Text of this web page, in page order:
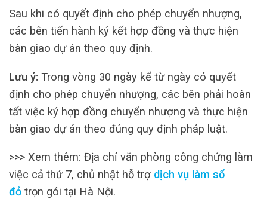
Sau khi có quyết định cho phép chuyển nhượng,
các bên tiến hành ký kết hợp đồng và thực hiện
bàn giao dự án theo quy định.
Lưu ý: Trong vòng 30 ngày kể từ ngày có quyết
định cho phép chuyển nhượng, các bên phải hoàn
tất việc ký hợp đồng chuyển nhượng và thực hiện
bàn giao dự án theo đúng quy định pháp luật.
>>> Xem thêm: Địa chỉ văn phòng công chứng làm
việc cả thứ 7, chủ nhật hỗ trợ dịch vụ làm sổ
đỏ trọn gói tại Hà Nội.